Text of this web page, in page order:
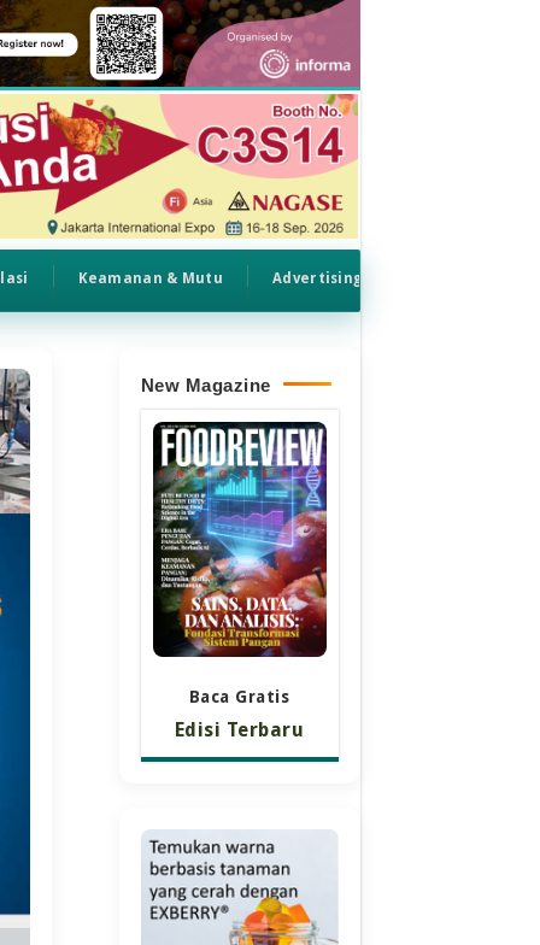
Keamanan & Mutu Advertising
New Magazine
Baca Gratis
Edisi Terbaru